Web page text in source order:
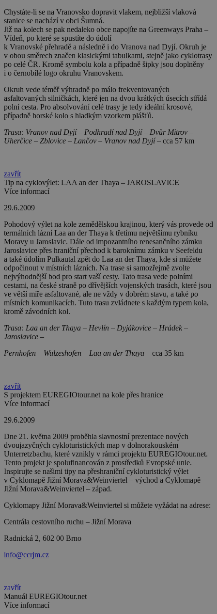
Chystáte-li se na Vranovsko dopravit vlakem, nejbližší vlaková
stanice se nachází v obci Šumná.
Již na kolech se pak nedaleko obce napojíte na Greenways Praha –
Vídeň, po které se spustíte do údolí
k Vranovské přehradě a následně i do Vranova nad Dyjí. Okruh je
v obou směrech značen klasickými tabulkami, stejně jako cyklotrasy
po celé ČR. Kromě symbolu kola a případně šipky jsou doplněny
i o černobílé logo okruhu Vranovskem.
Okruh vede téměř výhradně po málo frekventovaných
asfaltovaných silničkách, které jen na dvou krátkých úsecích střídá
polní cesta. Pro absolvování celé trasy je tedy ideální krosové,
případně horské kolo s hladkým vzorkem plášťů.
Trasa: Vranov nad Dyjí – Podhradí nad Dyjí – Dvůr Mitrov –
Uherčice – Zblovice – Lančov – Vranov nad Dyjí – cca 57 km
zavřít
Tip na cyklovýlet: LAA an der Thaya – JAROSLAVICE
Více informací
29.6.2009
Pohodový výlet na kole zemědělskou krajinou, který vás provede od
termálních lázní Laa an der Thaya k třetímu největšímu rybníku
Moravy u Jaroslavic. Dále od impozantního renesančního zámku
Jaroslavice přes hraniční přechod k baroknímu zámku v Seefeldu
a také údolím Pulkautal zpět do Laa an der Thaya, kde si můžete
odpočinout v místních lázních. Na trase si samozřejmě zvolte
nejvýhodnější bod pro start vaší cesty. Tato trasa vede polními
cestami, na české straně po dřívějších vojenských trasách, které jsou
ve větší míře asfaltované, ale ne vždy v dobrém stavu, a také po
místních komunikacích. Tuto trasu zvládnete s každým typem kola,
kromě závodních kol.
Trasa: Laa an der Thaya – Hevlín – Dyjákovice – Hrádek –
Jaroslavice –
Pernhofen – Wulzeshofen – Laa an der Thaya – cca 35 km
zavřít
S projektem EUREGIOtour.net na kole přes hranice
Více informací
29.6.2009
Dne 21. května 2009 proběhla slavnostní prezentace nových
dvoujazyčných cykloturistických map v dolnorakouském
Unterretzbachu, které vznikly v rámci projektu EUREGIOtour.net.
Tento projekt je spolufinancován z prostředků Evropské unie.
Inspirujte se našimi tipy na přeshraniční cykloturistický výlet
v Cyklomapě Jižní Morava&Weinviertel – východ a Cyklomapě
Jižní Morava&Weinviertel – západ.
Cyklomapy Jižní Morava&Weinviertel si můžete vyžádat na adrese:
Centrála cestovního ruchu – Jižní Morava
Radnická 2, 602 00 Brno
info@ccrjm.cz
zavřít
Manuál EUREGIOtour.net
Více informací